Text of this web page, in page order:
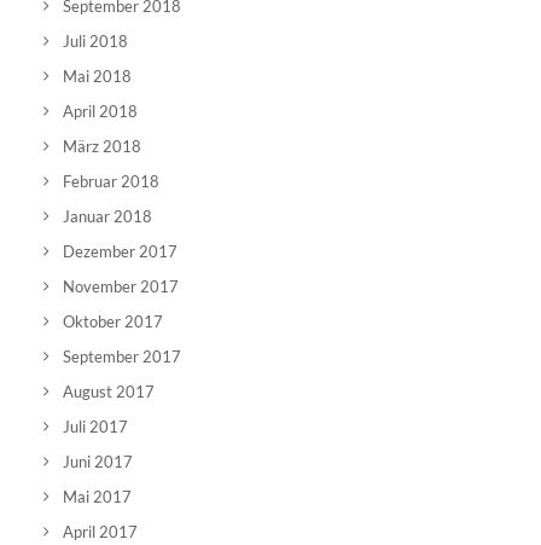
September 2018
Juli 2018
Mai 2018
April 2018
März 2018
Februar 2018
Januar 2018
Dezember 2017
November 2017
Oktober 2017
September 2017
August 2017
Juli 2017
Juni 2017
Mai 2017
April 2017